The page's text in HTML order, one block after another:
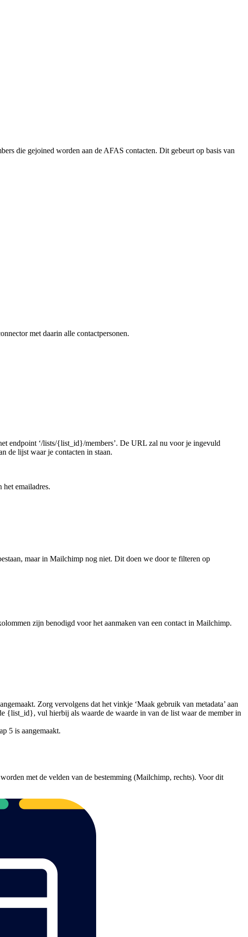
die gejoined worden aan de AFAS contacten. Dit gebeurt op basis van
met daarin alle contactpersonen.
endpoint ‘/lists/{list_id}/members’. De URL zal nu voor je ingevuld
de lijst waar je contacten in staan.
emailadres.
maar in Mailchimp nog niet. Dit doen we door te filteren op
zijn benodigd voor het aanmaken van een contact in Mailchimp.
Zorg vervolgens dat het vinkje ‘Maak gebruik van metadata’ aan
{list_id}, vul hierbij als waarde de waarde in van de list waar de member in
5 is aangemaakt.
met de velden van de bestemming (Mailchimp, rechts). Voor dit